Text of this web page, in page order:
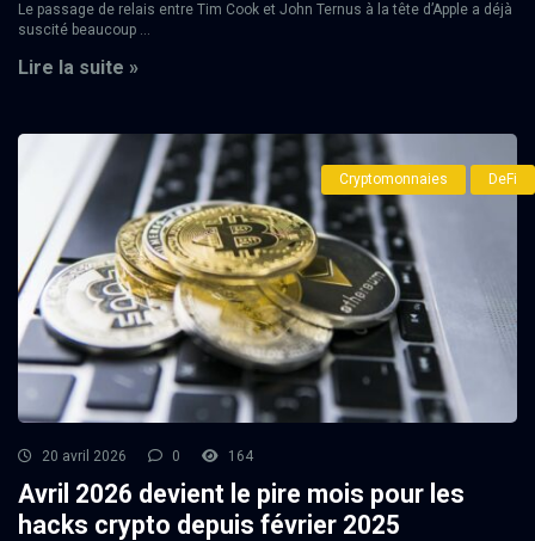
Le passage de relais entre Tim Cook et John Ternus à la tête d’Apple a déjà
suscité beaucoup ...
Lire la suite »
Cryptomonnaies DeFi
20 avril 2026 0 164
Avril 2026 devient le pire mois pour les
hacks crypto depuis février 2025